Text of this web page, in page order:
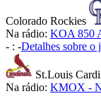
Colorado Rockies
Na rádio: KOA 850
- : -Detalhes sobre o
St.Louis
Na rádio: KMOX -